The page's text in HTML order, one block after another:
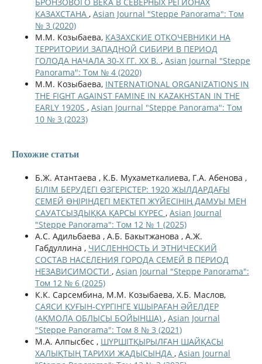
КАЗАХСТАНА , Asian Journal "Steppe Panorama": Том
№ 3 (2020)
М.М. Козыбаева, КАЗАХСКИЕ ОТКОЧЕВНИКИ НА
ТЕРРИТОРИИ ЗАПАДНОЙ СИБИРИ В ПЕРИОД
ГОЛОДА НАЧАЛА 30-Х ГГ. XX В. , Asian Journal "Steppe
Panorama": Том № 4 (2020)
М.М. Козыбаева, INTERNATIONAL ORGANIZATIONS IN
THE FIGHT AGAINST FAMINE IN KAZAKHSTAN IN THE
EARLY 1920S , Asian Journal "Steppe Panorama": Том
10 № 3 (2023)
Похожие статьи
Б.Ж. Атантаева , К.Б. Мухаметкалиева, Г.А. Абенова ,
БІЛІМ БЕРУДЕГІ ӨЗГЕРІСТЕР: 1920 ЖЫЛДАРДАҒЫ
СЕМЕЙ ӨҢІРІНДЕГІ МЕКТЕП ЖҮЙЕСІНІҢ ДАМУЫ МЕН
САУАТСЫЗДЫҚҚА ҚАРСЫ КҮРЕС , Asian Journal
"Steppe Panorama": Том 12 № 1 (2025)
А.С. Адильбаева , A.Б. Бакытжанова , А.Ж.
Габдуллина , ЧИСЛЕННОСТЬ И ЭТНИЧЕСКИЙ
СОСТАВ НАСЕЛЕНИЯ ГОРОДА СЕМЕЙ В ПЕРИОД
НЕЗАВИСИМОСТИ , Asian Journal "Steppe Panorama":
Том 12 № 6 (2025)
К.К. Сарсембина, М.М. Козыбаева, Х.Б. Маслов,
САЯСИ ҚУҒЫН-СҮРГІНГЕ ҰШЫРАҒАН ӘЙЕЛДЕР
(АҚМОЛА ОБЛЫСЫ БОЙЫНША) , Asian Journal
"Steppe Panorama": Том 8 № 3 (2021)
М.А. Алпысбес , ШҮРШІТҚЫРЫЛҒАН ШАЙҚАСЫ
ХАЛЫҚТЫҢ ТАРИХИ ЖАДЫСЫНДА , Asian Journal